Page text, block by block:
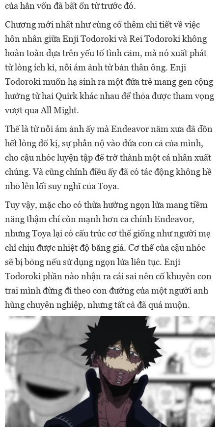
của hắn vốn đã bất ổn từ trước đó.
Chương mới nhất như củng cố thêm chi tiết về việc
hôn nhân giữa Enji Todoroki và Rei Todoroki không
hoàn toàn dựa trên yếu tố tình cảm, mà nó xuất phát
từ lòng ích kỉ, nỗi ám ảnh từ bản thân ông. Enji
Todoroki muốn hạ sinh ra một đứa trẻ mang gen cộng
hưởng từ hai Quirk khác nhau để thỏa được tham vọng
vượt qua All Might.
Thế là từ nỗi ám ảnh ấy mà Endeavor năm xưa đã dồn
hết lòng đố kị, sự phẫn nộ vào đứa con cả của mình,
cho cậu nhóc luyện tập để trở thành một cá nhân xuất
chúng. Và cũng chính điều ấy đã có tác động không hề
nhỏ lên lối suy nghĩ của Toya.
Tuy vậy, mặc cho có thừa hưởng ngọn lửa mang tiềm
năng thậm chí còn mạnh hơn cả chính Endeavor,
nhưng Toya lại có cấu trúc cơ thể giống như người mẹ
chỉ chịu được nhiệt độ băng giá. Cơ thể của cậu nhóc
sẽ bị bỏng nếu sử dụng ngọn lửa liên tục. Enji
Todoroki phần nào nhận ra cái sai nên cố khuyên con
trai mình đừng đi theo con đường của một người anh
hùng chuyên nghiệp, nhưng tất cả đã quá muộn.